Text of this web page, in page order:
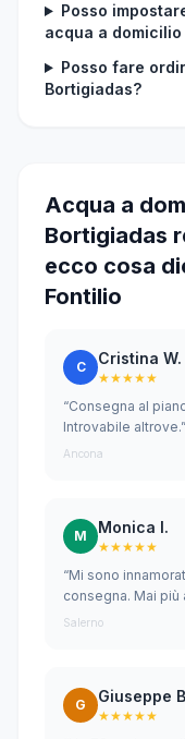
Posso
acqua a
Posso fare
Bortigiadas?
Acqua a
Bortigiadas
ecco cosa
Fontilio
C Cristina W.
★★★★★
“Consegna al
Introvabile altrove.”
Ancona
M Monica I.
★★★★★
“Mi sono
consegna. Mai più
Salerno
G Giuseppe
★★★★★